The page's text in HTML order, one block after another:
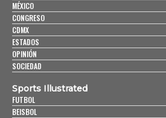
MÉXICO
CONGRESO
CDMX
ESTADOS
OPINIÓN
SOCIEDAD
Sports Illustrated
FUTBOL
BEISBOL